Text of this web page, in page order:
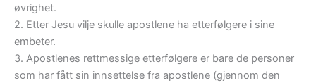
øvrighet.
2. Etter Jesu vilje skulle apostlene ha etterfølgere i sine
embeter.
3. Apostlenes rettmessige etterfølgere er bare de personer
som har fått sin innsettelse fra apostlene (gjennom den